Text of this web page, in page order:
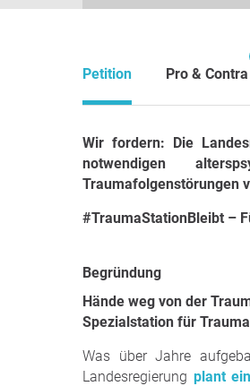
Petition Pro & Contra
Wir fordern: Die
notwendigen
Traumafolgenstörungen
#TraumaStationBleibt –
Begründung
Hände weg von der
Spezialstation für
Was über Jahre
Landesregierung plant